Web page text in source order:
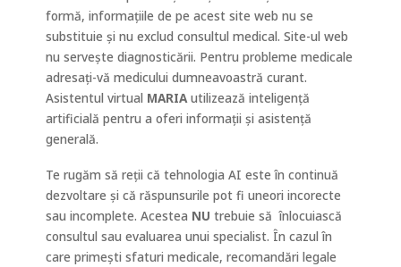
formă, informațiile de pe acest site web nu se
substituie și nu exclud consultul medical. Site-ul web
nu servește diagnosticării. Pentru probleme medicale
adresați-vă medicului dumneavoastră curant.
Asistentul virtual MARIAutilizează inteligență
artificială pentru a oferi informații și asistență
generală.
Te rugăm să reții că tehnologia AI este în continuă
dezvoltare și că răspunsurile pot fi uneori incorecte
sau incomplete. Acestea NU trebuie să înlocuiască
consultul sau evaluarea unui specialist. În cazul în
care primești sfaturi medicale, recomandări legale